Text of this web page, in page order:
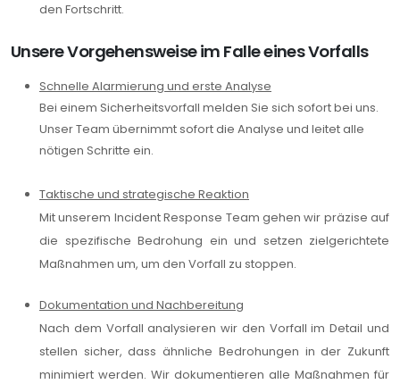
den Fortschritt.
Unsere Vorgehensweise im Falle eines Vorfalls
Schnelle Alarmierung und erste Analyse
Bei einem Sicherheitsvorfall melden Sie sich sofort bei uns.
Unser Team übernimmt sofort die Analyse und leitet alle
nötigen Schritte ein.
Taktische und strategische Reaktion
Mit unserem Incident Response Team gehen wir präzise auf
die spezifische Bedrohung ein und setzen zielgerichtete
Maßnahmen um, um den Vorfall zu stoppen.
Dokumentation und Nachbereitung
Nach dem Vorfall analysieren wir den Vorfall im Detail und
stellen sicher, dass ähnliche Bedrohungen in der Zukunft
minimiert werden. Wir dokumentieren alle Maßnahmen für